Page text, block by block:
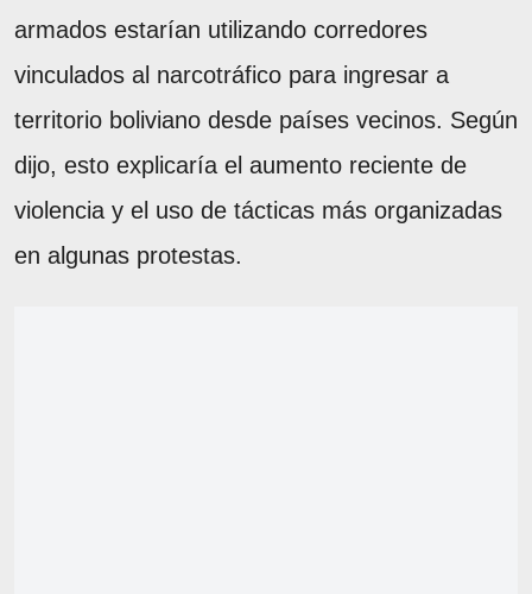
armados estarían utilizando corredores
vinculados al narcotráfico para ingresar a
territorio boliviano desde países vecinos. Según
dijo, esto explicaría el aumento reciente de
violencia y el uso de tácticas más organizadas
en algunas protestas.